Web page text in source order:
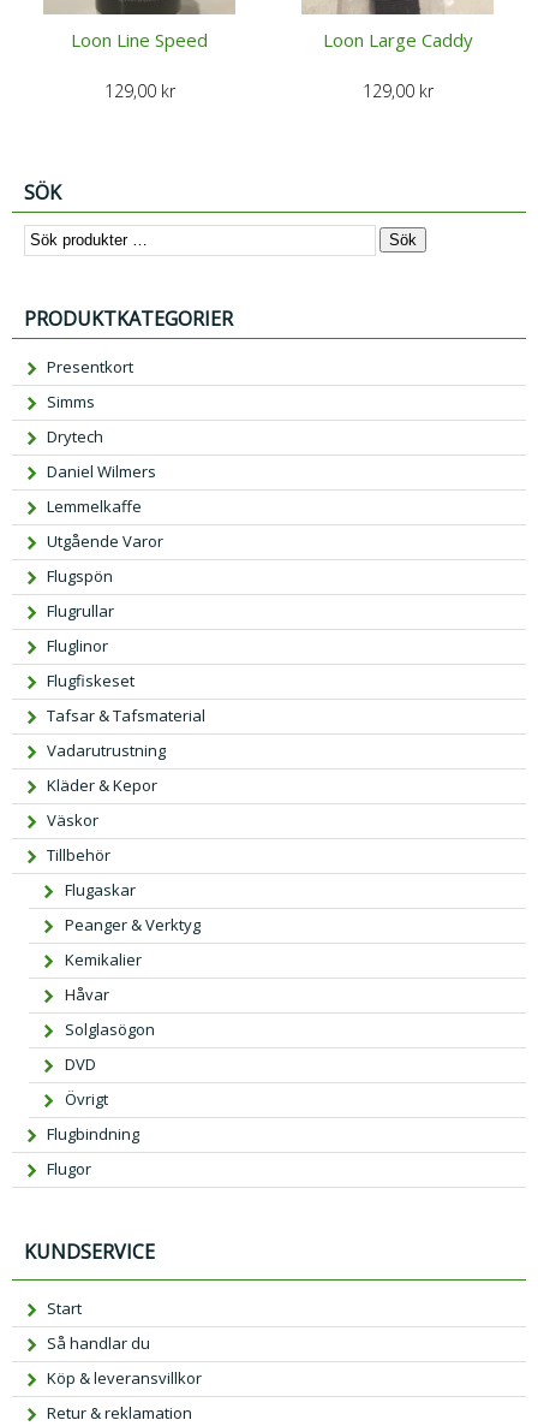
Loon Line Speed
129,00 kr
Loon Large Caddy
129,00 kr
SÖK
Sök
PRODUKTKATEGORIER
Presentkort
Simms
Drytech
Daniel Wilmers
Lemmelkaffe
Utgående Varor
Flugspön
Flugrullar
Fluglinor
Flugfiskeset
Tafsar & Tafsmaterial
Vadarutrustning
Kläder & Kepor
Väskor
Tillbehör
Flugaskar
Peanger & Verktyg
Kemikalier
Håvar
Solglasögon
DVD
Övrigt
Flugbindning
Flugor
KUNDSERVICE
Start
Så handlar du
Köp & leveransvillkor
Retur & reklamation